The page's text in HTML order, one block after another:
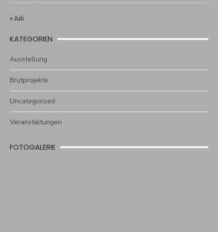
« Juli
KATEGORIEN
Ausstellung
Brutprojekte
Uncategorized
Veranstaltungen
FOTOGALERIE